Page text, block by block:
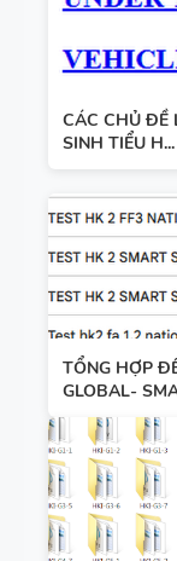
CÁC CHỦ ĐỀ
SINH TIỂU H...
TỔNG HỢP
GLOBAL-